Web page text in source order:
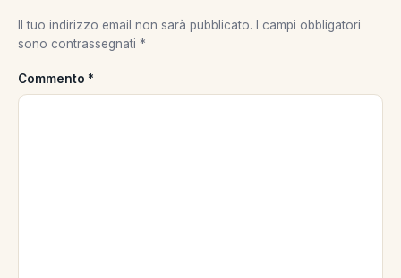
Il tuo indirizzo email non sarà pubblicato.
I campi obbligatori
sono contrassegnati *
Commento *